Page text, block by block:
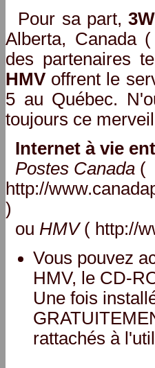
Pour sa part,
Alberta, Canada
des partenaires
HMV offrent le
5 au Québec.
toujours ce
Internet à vie
Postes Canada (
http://
)
ou HMV( http://
Vous pouvez
HMV, le CD-
Une fois
rattachés à